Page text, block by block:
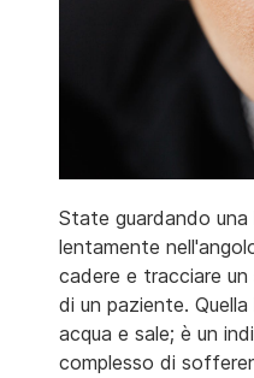
State guardando
lentamente
cadere e tracciare
di un paziente.
acqua e sale; è un
complesso di